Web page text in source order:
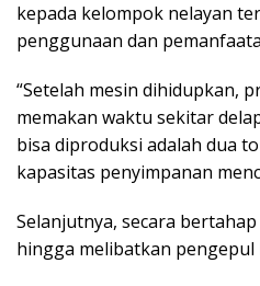
kepada kelompok nelayan
penggunaan dan
“Setelah mesin dihidupkan,
memakan waktu sekitar
bisa diproduksi adalah dua
kapasitas penyimpanan
Selanjutnya, secara
hingga melibatkan pengepul